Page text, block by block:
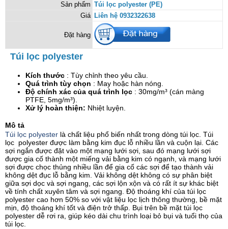
Sản phẩm Túi lọc polyester (PE)
Giá Liên hệ 0932322638
Đặt hàng
Túi lọc polyester
Kích thước : Tùy chỉnh theo yêu cầu.
Quá trình tùy chọn : May hoặc hàn nóng.
Độ chính xác của quá trình lọc : 30mg/m³ (cán màng
PTFE, 5mg/m³).
Xử lý hoàn thiện: Nhiệt luyện.
Mô tả
Túi lọc polyester là chất liệu phổ biến nhất trong dòng túi lọc. Túi
lọc polyester được làm bằng kim đục lỗ nhiều lần và cuộn lại. Các
sợi ngắn được đặt vào một mạng lưới sợi, sau đó mạng lưới sợi
được gia cố thành một miếng vải bằng kim có ngạnh, và mạng lưới
sợi được chọc thủng nhiều lần để gia cố các sợi để tạo thành vải
không dệt đục lỗ bằng kim. Vải không dệt không có sự phân biệt
giữa sợi dọc và sợi ngang, các sợi lộn xộn và có rất ít sự khác biệt
về tính chất xuyên tâm và sợi ngang. Độ thoáng khí của túi lọc
polyester cao hơn 50% so với vật liệu lọc lịch thông thường, bề mặt
mịn, độ thoáng khí tốt và điện trở thấp. Bụi trên bề mặt túi lọc
polyester dễ rơi ra, giúp kéo dài chu trình loại bỏ bụi và tuổi thọ của
túi lọc.